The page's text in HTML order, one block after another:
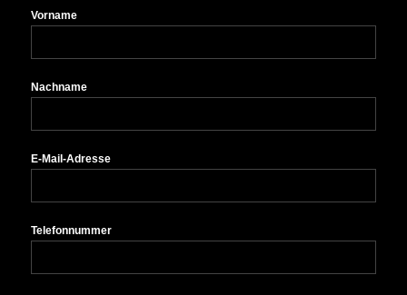
Vorname
Nachname
E-Mail-Adresse
Telefonnummer